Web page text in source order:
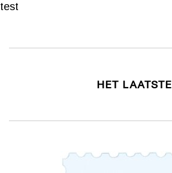
test
HET LAATSTE